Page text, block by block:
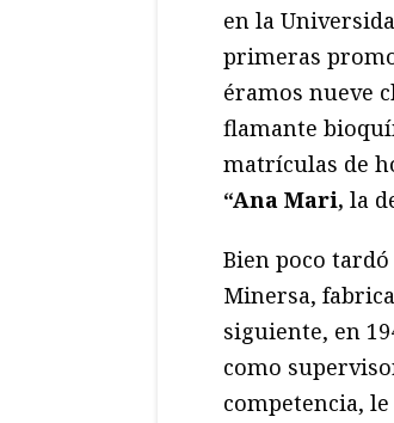
en la
primeras
éramos nueve
flamante
matrículas de
“Ana Mari, la
Bien poco tardó
Minersa,
siguiente, en
como
competencia,